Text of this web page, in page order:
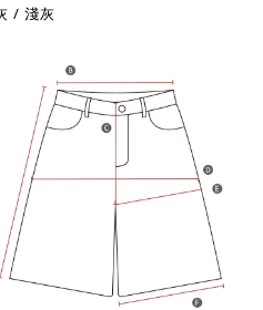
/ 淺灰